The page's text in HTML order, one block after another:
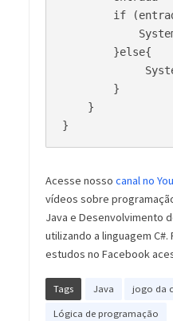
if
        }else{
        }
    }
}
Acesse nosso canal no
vídeos sobre
Java e Desenvolvimento
utilizando a linguagem
estudos no Facebook
Tags Java jogo da
Lógica de programação